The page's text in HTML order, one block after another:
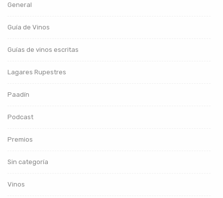
General
Guía de Vinos
Guías de vinos escritas
Lagares Rupestres
Paadín
Podcast
Premios
Sin categoría
Vinos